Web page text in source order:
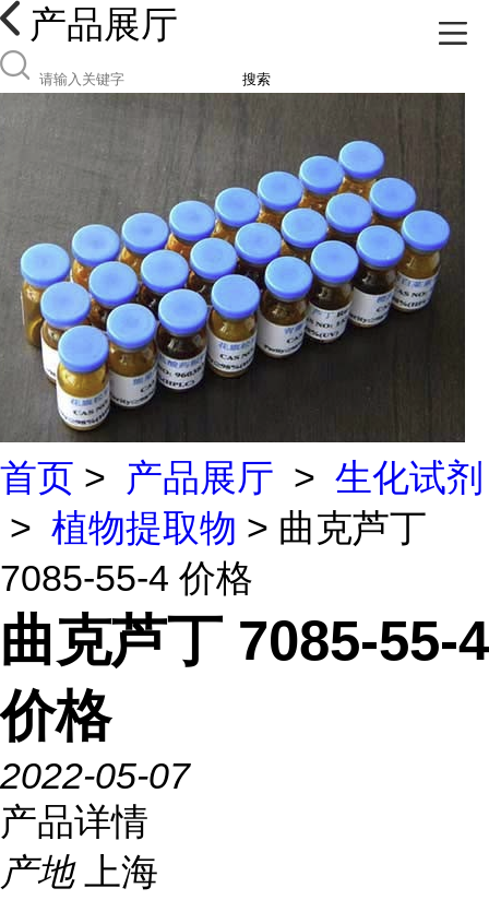
产品展厅
搜索
首页 > 产品展厅 > 生化试剂
> 植物提取物 > 曲克芦丁
7085-55-4 价格
曲克芦丁 7085-55-4
价格
2022-05-07
产品详情
产地
上海